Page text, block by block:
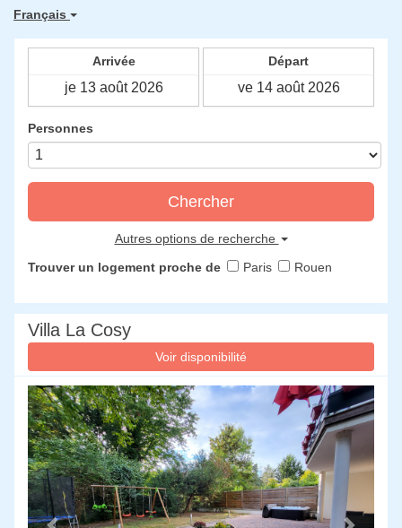
Français
Arrivée Départ
Personnes
Chercher
Autres options de recherche
Trouver un logement proche de
Paris Rouen
Villa La Cosy
Voir disponibilité
Previous Next